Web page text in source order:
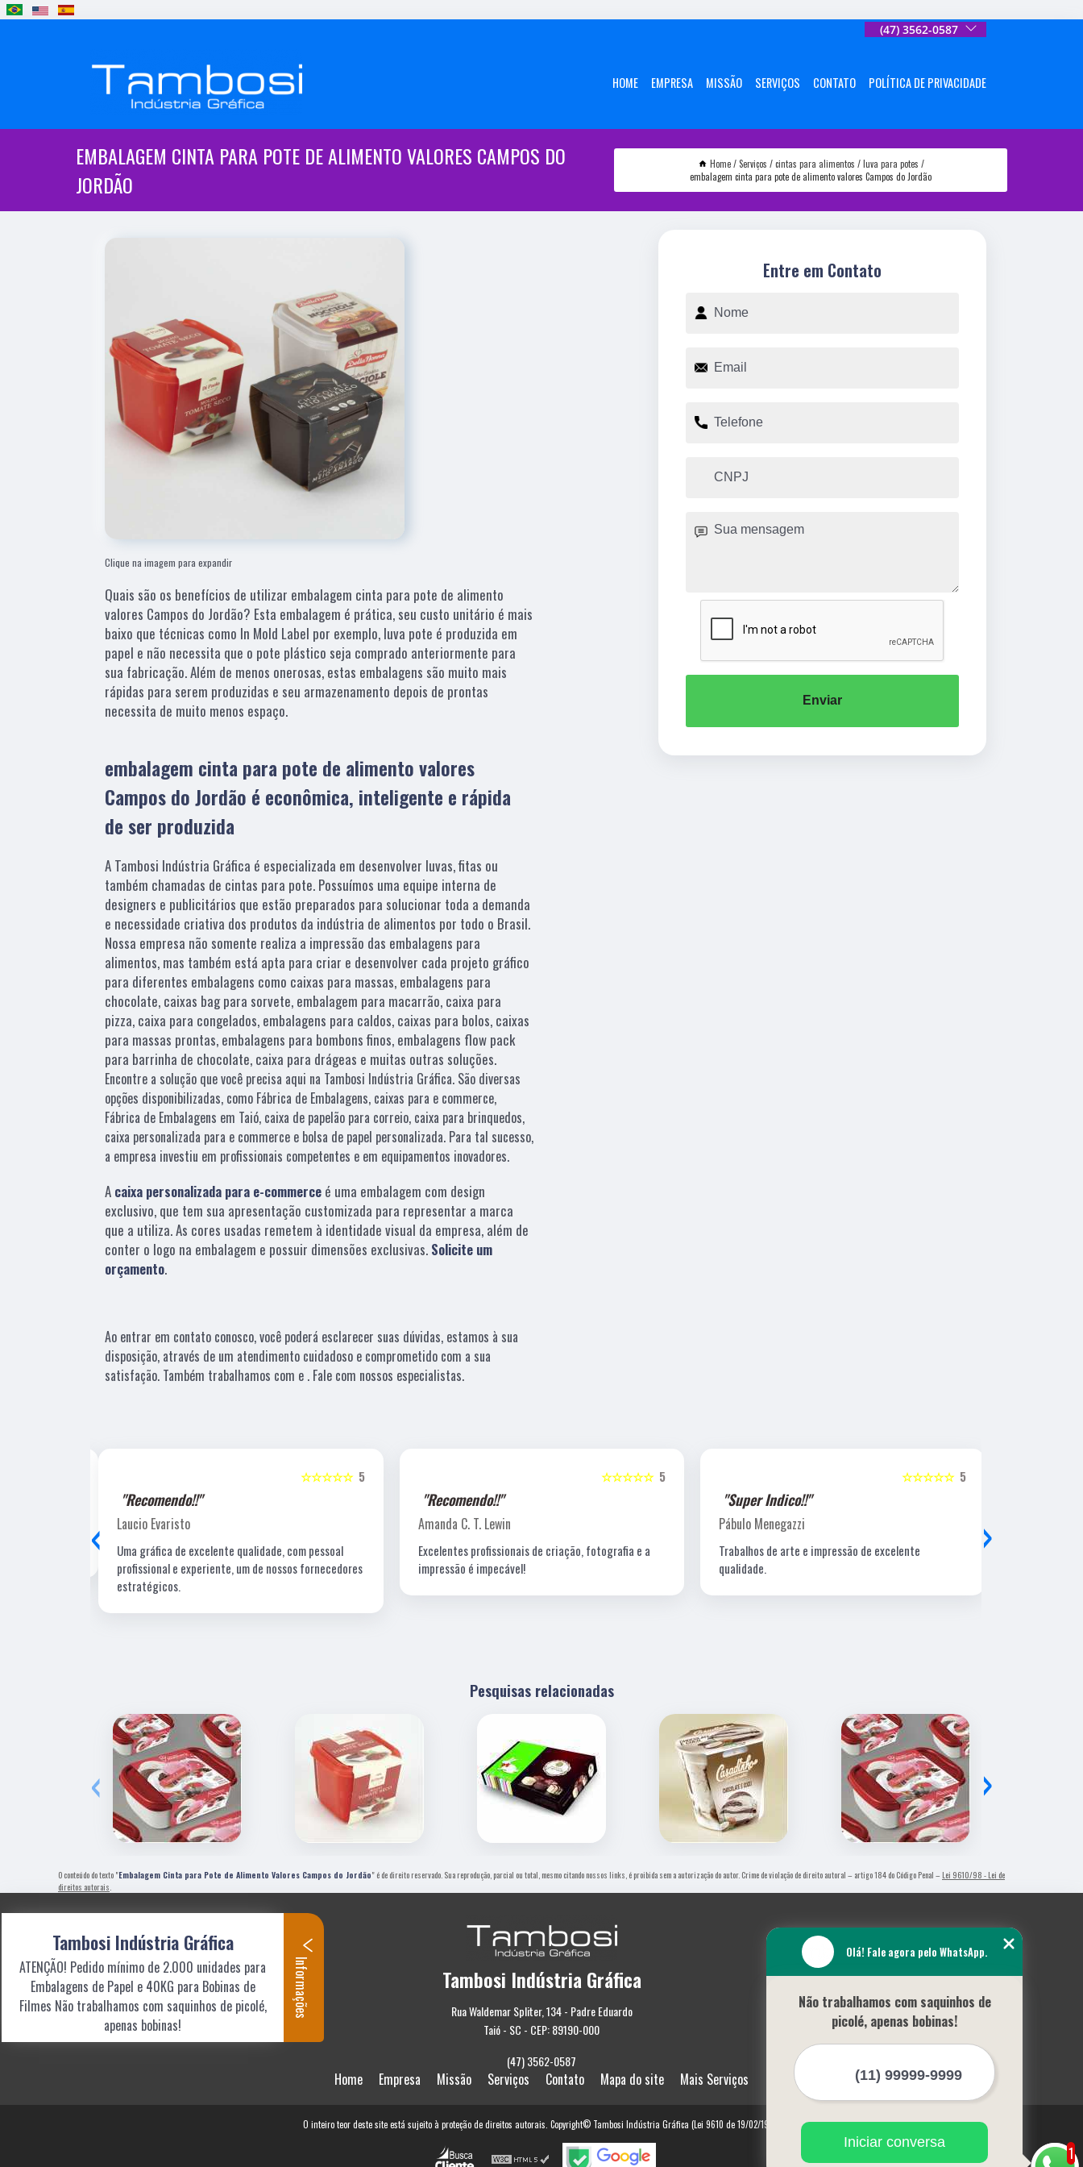
(47) 3562-0587
HOME EMPRESA MISSÃO SERVIÇOS CONTATO POLÍTICA DE PRIVACIDADE
EMBALAGEM CINTA PARA POTE DE ALIMENTO VALORES CAMPOS DO
JORDÃO
Home Serviços cintas para alimentos
luva para potes
embalagem cinta para pote de alimento valores Campos do Jordão
Clique na imagem para expandir
Quais são os benefícios de utilizar embalagem cinta para pote de alimento
valores Campos do Jordão? Esta embalagem é prática, seu custo unitário é mais
baixo que técnicas como In Mold Label por exemplo, luva pote é produzida em
papel e não necessita que o pote plástico seja comprado anteriormente para
sua fabricação. Além de menos onerosas, estas embalagens são muito mais
rápidas para serem produzidas e seu armazenamento depois de prontas
necessita de muito menos espaço.
embalagem cinta para pote de alimento valores
Campos do Jordão é econômica, inteligente e rápida
de ser produzida
A Tambosi Indústria Gráfica é especializada em desenvolver luvas, fitas ou
também chamadas de cintas para pote. Possuímos uma equipe interna de
designers e publicitários que estão preparados para solucionar toda a demanda
e necessidade criativa dos produtos da indústria de alimentos por todo o Brasil.
Nossa empresa não somente realiza a impressão das embalagens para
alimentos, mas também está apta para criar e desenvolver cada projeto gráfico
para diferentes embalagens como caixas para massas, embalagens para
chocolate, caixas bag para sorvete, embalagem para macarrão, caixa para
pizza, caixa para congelados, embalagens para caldos, caixas para bolos, caixas
para massas prontas, embalagens para bombons finos, embalagens flow pack
para barrinha de chocolate, caixa para drágeas e muitas outras soluções.
Encontre a solução que você precisa aqui na Tambosi Indústria Gráfica. São diversas
opções disponibilizadas, como Fábrica de Embalagens, caixas para e commerce,
Fábrica de Embalagens em Taió, caixa de papelão para correio, caixa para brinquedos,
caixa personalizada para e commerce e bolsa de papel personalizada. Para tal sucesso,
a empresa investiu em profissionais competentes e em equipamentos inovadores.
A caixa personalizada para e-commerce é uma embalagem com design
exclusivo, que tem sua apresentação customizada para representar a marca
que a utiliza. As cores usadas remetem à identidade visual da empresa, além de
conter o logo na embalagem e possuir dimensões exclusivas. Solicite um
orçamento.
Ao entrar em contato conosco, você poderá esclarecer suas dúvidas, estamos à sua
disposição, através de um atendimento cuidadoso e comprometido com a sua
satisfação. Também trabalhamos com e . Fale com nossos especialistas.
Entre em Contato
Enviar
5
☆☆☆☆☆
"Recomendo!!"
Laucio Evaristo
Uma gráfica de excelente qualidade, com pessoal
profissional e experiente, um de nossos fornecedores
estratégicos.
5
☆☆☆☆☆
"Recomendo!!"
Amanda C. T. Lewin
Excelentes profissionais de criação, fotografia e a
impressão é impecável!
5
☆☆☆☆☆
"Super Indico!!"
Pábulo Menegazzi
Trabalhos de arte e impressão de excelente
qualidade.
‹ ›
Pesquisas relacionadas
‹ ›
O conteúdo do texto "Embalagem Cinta para Pote de Alimento Valores Campos do Jordão" é de direito reservado. Sua reprodução, parcial ou total, mesmo citando nossos links, é proibida sem a autorização do autor. Crime de violação de direito autoral – artigo 184 do Código Penal – Lei 9610/98 - Lei de
direitos autorais
Tambosi Indústria Gráfica
Rua Waldemar Spliter, 134 - Padre Eduardo
Taió - SC - CEP: 89190-000
(47) 3562-0587
Home Empresa Missão Serviços Contato Mapa do site Mais Serviços
O inteiro teor deste site está sujeito à proteção de direitos autorais. Copyright© Tambosi Indústria Gráfica (Lei 9610 de 19/02/1998)
1
Olá! Fale agora pelo WhatsApp.
Não trabalhamos com saquinhos de
picolé, apenas bobinas!
Iniciar conversa
Tambosi Indústria Gráfica
ATENÇÃO! Pedido mínimo de 2.000 unidades para
Embalagens de Papel e 40KG para Bobinas de
Filmes Não trabalhamos com saquinhos de picolé,
apenas bobinas!
Informações